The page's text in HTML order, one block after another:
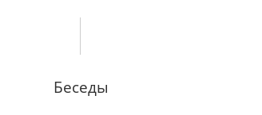
Беседы